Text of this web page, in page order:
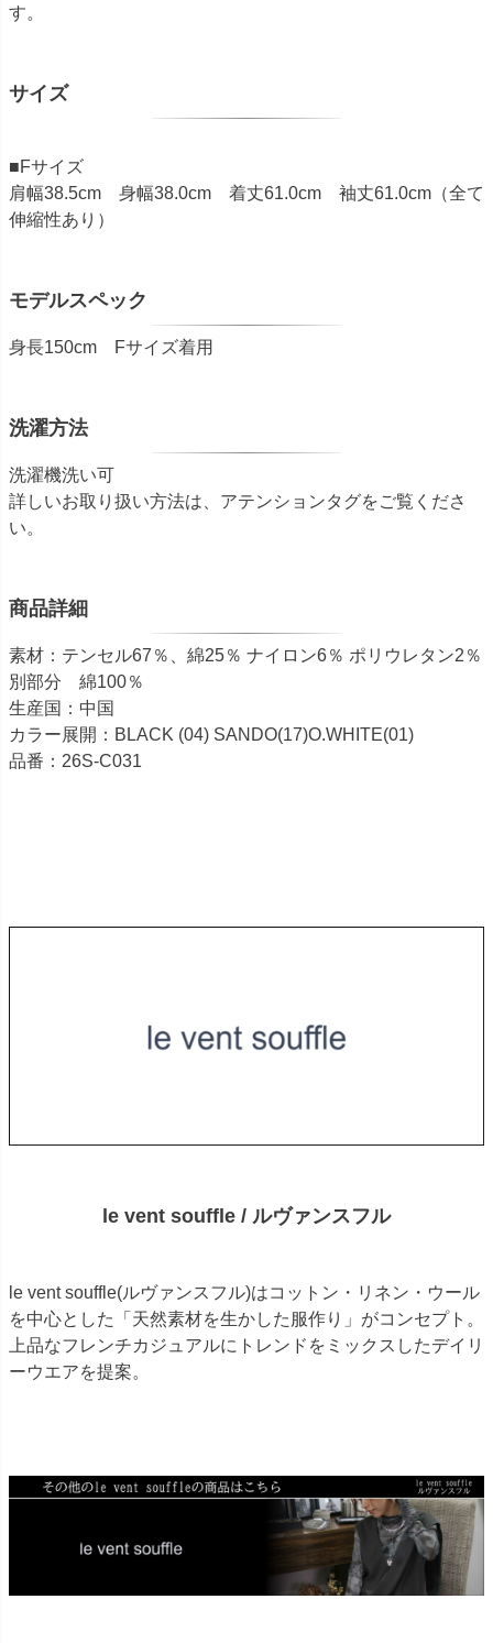
す。
サイズ
■Fサイズ
肩幅38.5cm 身幅38.0cm 着丈61.0cm 袖丈61.0cm（全て
伸縮性あり）
モデルスペック
身長150cm Fサイズ着用
洗濯方法
洗濯機洗い可
詳しいお取り扱い方法は、アテンションタグをご覧くださ
い。
商品詳細
素材：テンセル67％、綿25％ ナイロン6％ ポリウレタン2％
別部分 綿100％
生産国：中国
カラー展開：BLACK (04) SANDO(17)O.WHITE(01)
品番：26S-C031
le vent souffle / ルヴァンスフル
le vent souffle(ルヴァンスフル)はコットン・リネン・ウール
を中心とした「天然素材を生かした服作り」がコンセプト。
上品なフレンチカジュアルにトレンドをミックスしたデイリ
ーウエアを提案。